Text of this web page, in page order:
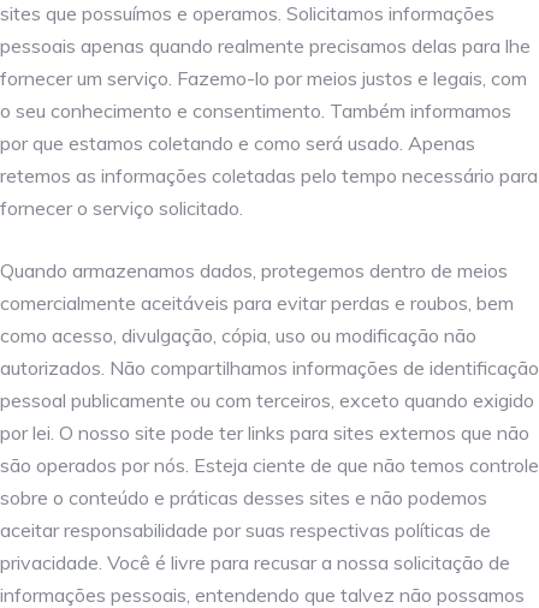
sites que possuímos e operamos. Solicitamos informações
pessoais apenas quando realmente precisamos delas para lhe
fornecer um serviço. Fazemo-lo por meios justos e legais, com
o seu conhecimento e consentimento. Também informamos
por que estamos coletando e como será usado. Apenas
retemos as informações coletadas pelo tempo necessário para
fornecer o serviço solicitado.
Quando armazenamos dados, protegemos dentro de meios
comercialmente aceitáveis ​​para evitar perdas e roubos, bem
como acesso, divulgação, cópia, uso ou modificação não
autorizados. Não compartilhamos informações de identificação
pessoal publicamente ou com terceiros, exceto quando exigido
por lei. O nosso site pode ter links para sites externos que não
são operados por nós. Esteja ciente de que não temos controle
sobre o conteúdo e práticas desses sites e não podemos
aceitar responsabilidade por suas respectivas políticas de
privacidade. Você é livre para recusar a nossa solicitação de
informações pessoais, entendendo que talvez não possamos